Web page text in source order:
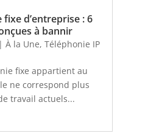
fixe d’entreprise : 6
à bannir
À la Une, Téléphonie IP
fixe appartient au
ne correspond plus
travail actuels...